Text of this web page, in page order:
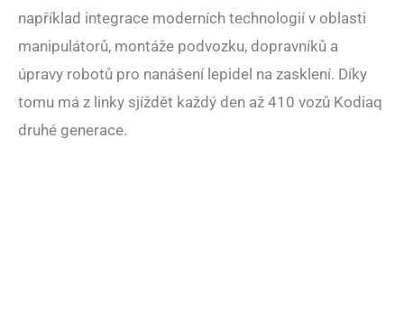
například integrace moderních technologií v oblasti
manipulátorů, montáže podvozku, dopravníků a
úpravy robotů pro nanášení lepidel na zasklení. Díky
tomu má z linky sjíždět každý den až 410 vozů Kodiaq
druhé generace.